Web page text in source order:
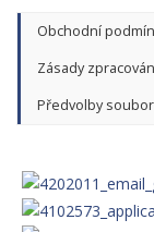
Obchodní
Zásady
Předvolby